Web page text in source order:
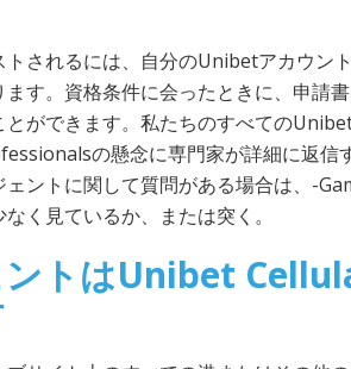
トされるには、自分のUnibetアカウン
ます。資格条件に会ったときに、申請
とができます。私たちのすべての
の懸念に専門家が詳細に返信
ェントに関して質問がある場合は、-
なく見ているか、または突く。
ントはUnibet